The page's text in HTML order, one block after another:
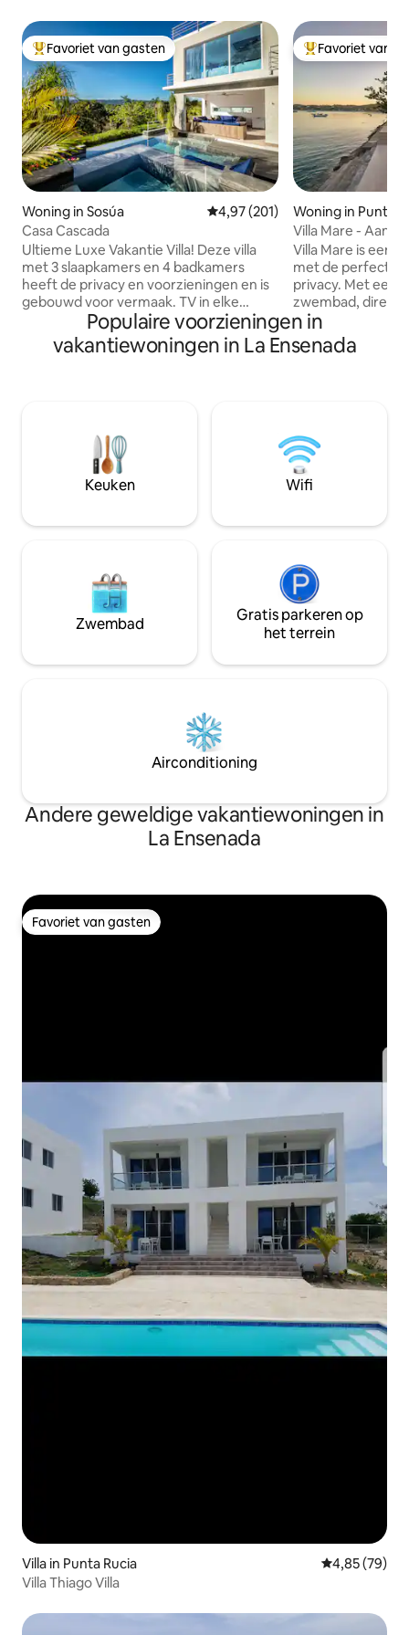
Topfavoriet van gasten
Favoriet van gasten
Woning in Sosúa Gemiddelde beoordeling van
4,97 (201)
Casa Cascada
Ultieme Luxe Vakantie Villa! Deze villa
met 3 slaapkamers en 4 badkamers
heeft de privacy en voorzieningen en is
gebouwd voor vermaak. TV in elke
kamer. Biljarttafel, 24-uursbeveiliging.
Geniet van een prachtig uitzicht vanaf
de infinity pool en jacuzzi. Voor een
prachtige Sosua Beach, Alicia Beach,
restaurants/bars, beste locatie!- dicht
bij iedereen! 5 minuten naar de
luchthaven POP en 15 minuten naar de
Topfavoriet van
Favoriet van
Woning in Punta
Villa Mare - Aan
Villa Mare is een
met de perfecte
privacy. Met een
zwembad,
strand en een
oceaan is het
groepen die willen
tochten. Maak blijvende herinneringen
en ontspan in het
waar elk detail is
comfort en
Populaire voorzieningen in
vakantiewoningen in La Ensenada
Keuken Wifi
Zwembad
Gratis parkeren op
het terrein
Airconditioning
Andere geweldige vakantiewoningen in
La Ensenada
Favoriet van gasten
Favoriet van gasten
Villa in Punta Rucia Gemiddelde
4,85 (79)
Villa Thiago Villa